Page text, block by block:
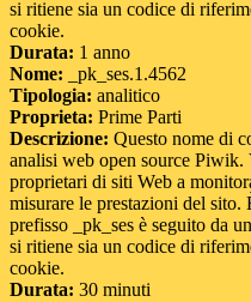
si ritiene sia un codice di
cookie.
Durata: 1 anno
Nome: _pk_ses.1.4562
Tipologia: analitico
Proprieta: Prime Parti
Descrizione: Questo nome di
analisi web open source Piwik.
proprietari di siti Web a
misurare le prestazioni del
prefisso _pk_ses è seguito da
si ritiene sia un codice di
cookie.
Durata: 30 minuti